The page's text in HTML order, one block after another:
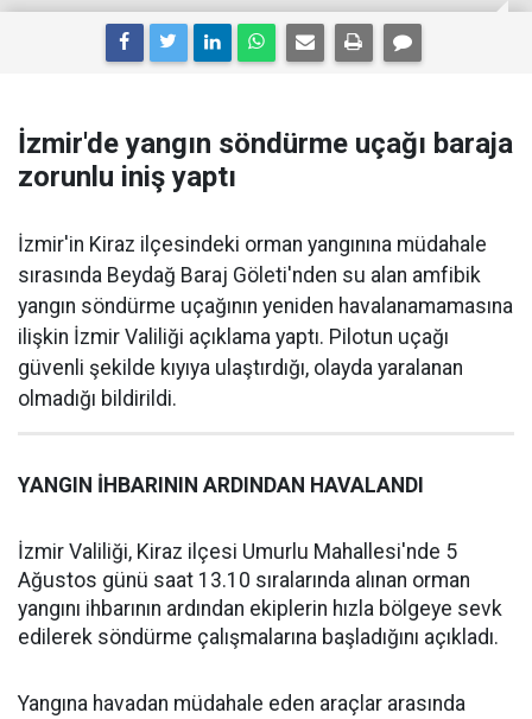
İzmir'de yangın söndürme uçağı baraja
zorunlu iniş yaptı
İzmir'in Kiraz ilçesindeki orman yangınına müdahale
sırasında Beydağ Baraj Göleti'nden su alan amfibik
yangın söndürme uçağının yeniden havalanamamasına
ilişkin İzmir Valiliği açıklama yaptı. Pilotun uçağı
güvenli şekilde kıyıya ulaştırdığı, olayda yaralanan
olmadığı bildirildi.
YANGIN İHBARININ ARDINDAN HAVALANDI
İzmir Valiliği, Kiraz ilçesi Umurlu Mahallesi'nde 5
Ağustos günü saat 13.10 sıralarında alınan orman
yangını ihbarının ardından ekiplerin hızla bölgeye sevk
edilerek söndürme çalışmalarına başladığını açıkladı.
Yangına havadan müdahale eden araçlar arasında